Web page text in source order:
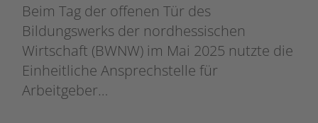
Beim Tag der offenen Tür des
Bildungswerks der nordhessischen
Wirtschaft (BWNW) im Mai 2025 nutzte die
Einheitliche Ansprechstelle für
Arbeitgeber…